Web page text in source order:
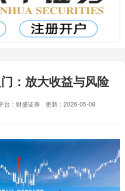
：放大收益与风险
台：财盛证券
更新：2026-05-08